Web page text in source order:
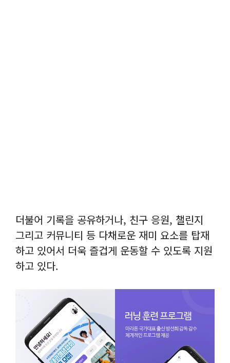
더불어 기록을 공유하거나, 친구 응원, 챌린지
그리고 커뮤니티 등 다채로운 재미 요소를 탑재
하고 있어서 더욱 즐겁게 운동할 수 있도록 지원
하고 있다.